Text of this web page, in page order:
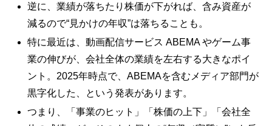
逆に、業績が落ちたり株価が下がれば、含み資産が
減るので“見かけの年収”は落ちることも。
特に最近は、動画配信サービス ABEMA やゲーム事
業の伸びが、会社全体の業績を左右する大きなポイ
ント。2025年時点で、ABEMAを含むメディア部門が
黒字化した、という発表があります。
つまり、「事業のヒット」「株価の上下」「会社全